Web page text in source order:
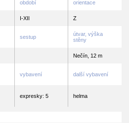
období orientace
I-XII Z
sestup
útvar, výška
stěny
Nečín, 12 m
vybavení další vybavení
expresky: 5 helma